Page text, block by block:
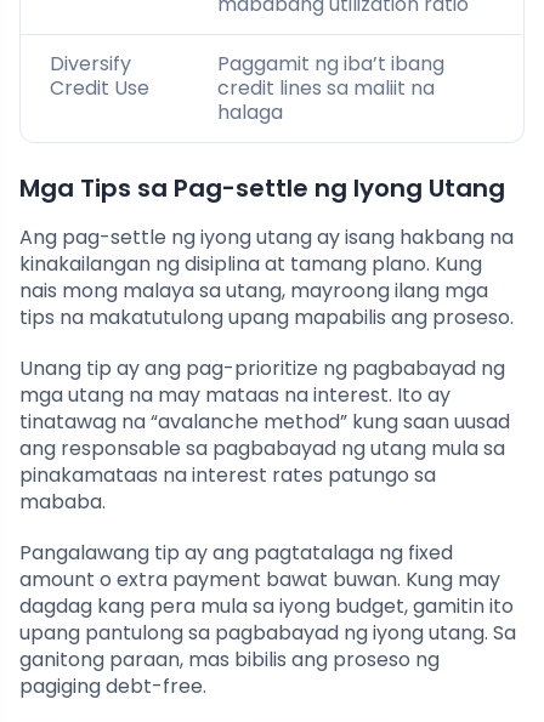
Diversify
Credit Use
Paggamit ng iba’t ibang
credit lines sa maliit na
halaga
Mga Tips sa Pag-settle ng Iyong Utang
Ang pag-settle ng iyong utang ay isang hakbang na
kinakailangan ng disiplina at tamang plano. Kung
nais mong malaya sa utang, mayroong ilang mga
tips na makatutulong upang mapabilis ang proseso.
Unang tip ay ang pag-prioritize ng pagbabayad ng
mga utang na may mataas na interest. Ito ay
tinatawag na “avalanche method” kung saan uusad
ang responsable sa pagbabayad ng utang mula sa
pinakamataas na interest rates patungo sa
mababa.
Pangalawang tip ay ang pagtatalaga ng fixed
amount o extra payment bawat buwan. Kung may
dagdag kang pera mula sa iyong budget, gamitin ito
upang pantulong sa pagbabayad ng iyong utang. Sa
ganitong paraan, mas bibilis ang proseso ng
pagiging debt-free.